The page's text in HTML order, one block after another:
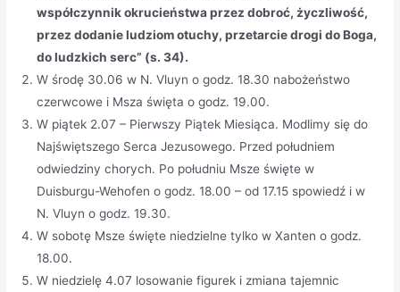
współczynnik okrucieństwa przez dobroć, życzliwość,
przez dodanie ludziom otuchy, przetarcie drogi do Boga,
do ludzkich serc” (s. 34).
W środę 30.06 w N. Vluyn o godz. 18.30 nabożeństwo
czerwcowe i Msza święta o godz. 19.00.
W piątek 2.07 – Pierwszy Piątek Miesiąca. Modlimy się do
Najświętszego Serca Jezusowego. Przed południem
odwiedziny chorych. Po południu Msze święte w
Duisburgu-Wehofen o godz. 18.00 – od 17.15 spowiedź i w
N. Vluyn o godz. 19.30.
W sobotę Msze święte niedzielne tylko w Xanten o godz.
18.00.
W niedzielę 4.07 losowanie figurek i zmiana tajemnic